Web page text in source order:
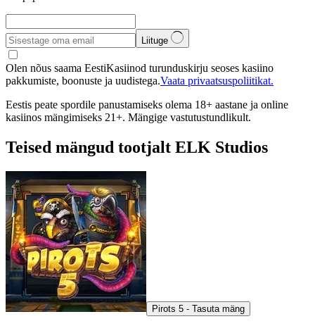
Liituge
Olen nõus saama EestiKasiinod turunduskirju seoses kasiino
pakkumiste, boonuste ja uudistega.Vaata privaatsuspoliitikat.
Eestis peate spordile panustamiseks olema 18+ aastane ja online
kasiinos mängimiseks 21+. Mängige vastutustundlikult.
Teised mängud tootjalt ELK Studios
Pirots 5 - Tasuta mäng